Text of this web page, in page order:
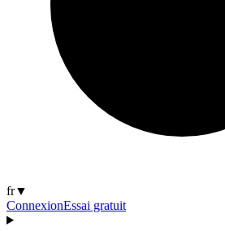
fr▼
ConnexionEssai gratuit